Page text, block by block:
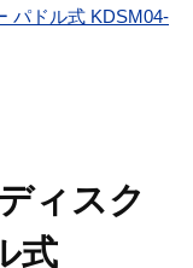
パドル式 KDSM04-
ィスク
式